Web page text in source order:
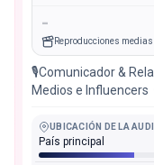
-
Reproducciones medias
🎙Comunicador &
Medios e Influencers
UBICACIÓN DE LA
País principal